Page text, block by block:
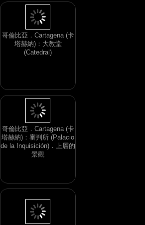
哥倫比亞．Cartagena (卡
塔赫納)：大教堂
(Catedral)
哥倫比亞．Cartagena (卡
塔赫納)：審判所 (Palacio
de la Inquisición)．上層的
景觀